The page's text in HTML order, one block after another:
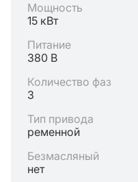
Мощность
15 кВт
Питание
380 В
Количество фаз
3
Тип привода
ременной
Безмасляный
нет